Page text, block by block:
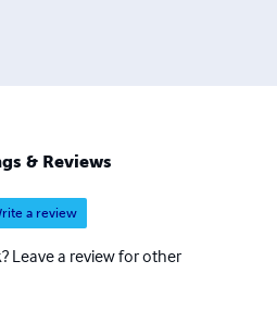
& Reviews
a review
Leave a review for other